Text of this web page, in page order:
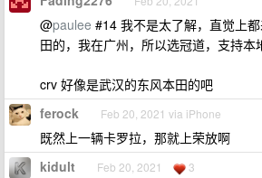
@paulee #14 我不是太了解，直觉上
田的，我在广州，所以选冠道，支持本
crv 好像是武汉的东风本田的吧
ferock Feb 20, 2021 via iPhone
既然上一辆卡罗拉，那就上荣放啊
kidult Feb 20, 2021 3